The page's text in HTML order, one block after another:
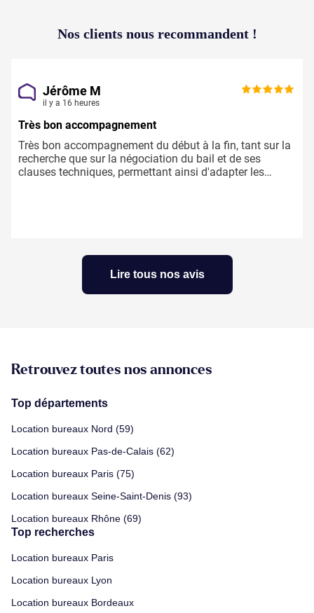
Nos clients nous recommandent !
Jérôme M
il y a 16 heures
Très bon accompagnement
Très bon accompagnement du début à la fin, tant sur la
recherche que sur la négociation du bail et de ses
clauses techniques, permettant ainsi d'adapter les
Lire tous nos avis
Retrouvez toutes nos annonces
Top départements
Location bureaux Nord (59)
Location bureaux Pas-de-Calais (62)
Location bureaux Paris (75)
Location bureaux Seine-Saint-Denis (93)
Location bureaux Rhône (69)
Top recherches
Location bureaux Paris
Location bureaux Lyon
Location bureaux Bordeaux